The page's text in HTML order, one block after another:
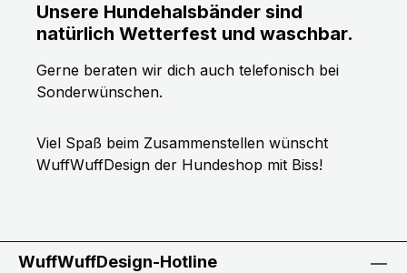
Unsere Hundehalsbänder sind
natürlich Wetterfest und waschbar.
Gerne beraten wir dich auch telefonisch bei
Sonderwünschen.
Viel Spaß beim Zusammenstellen wünscht
WuffWuffDesign der Hundeshop mit Biss!
WuffWuffDesign-Hotline